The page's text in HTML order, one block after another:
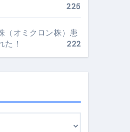
225
（オミクロン株）患
た！
222